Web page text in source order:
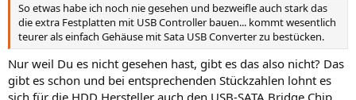
So etwas habe ich noch nie gesehen und bezweifle auch stark das
die extra Festplatten mit USB Controller bauen... kommt wesentlich
teurer als einfach Gehäuse mit Sata USB Converter zu bestücken.
Nur weil Du es nicht gesehen hast, gibt es das also nicht? Das
gibt es schon und bei entsprechenden Stückzahlen lohnt es
sich für die HDD Hersteller auch den USB-SATA Bridge Chip